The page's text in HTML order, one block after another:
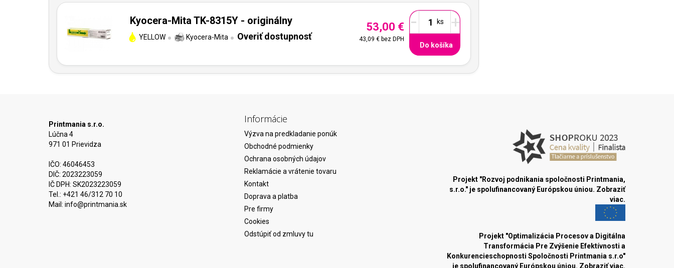
Kyocera-Mita TK-8315Y - originálny
YELLOW Kyocera-Mita Overiť dostupnosť
53,00 €
43,09 €bez DPH
- +
Do košíka
Printmania s.r.o.
Lúčna 4
971 01 Prievidza
IČO: 46046453
DIČ: 2023223059
IČ DPH: SK2023223059
Tel.: +421 46/312 70 10
Mail: info@printmania.sk
Informácie
Výzva na predkladanie ponúk
Obchodné podmienky
Ochrana osobných údajov
Reklamácie a vrátenie tovaru
Kontakt
Doprava a platba
Pre firmy
Cookies
Odstúpiť od zmluvy tu
Projekt "Rozvoj podnikania spoločnosti Printmania,
s.r.o." je spolufinancovaný Európskou úniou. Zobraziť
viac.
Projekt "Optimalizácia Procesov a Digitálna
Transformácia Pre Zvýšenie Efektívnosti a
Konkurencieschopnosti Spoločnosti Printmania s.r.o"
je spolufinancovaný Európskou úniou. Zobraziť viac.